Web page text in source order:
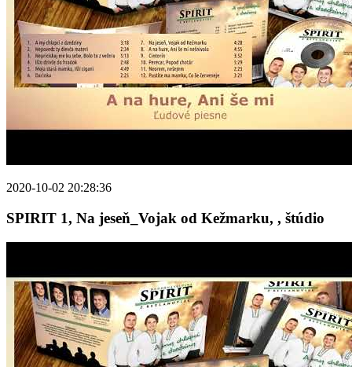
2020-10-02 20:28:36
SPIRIT 1, Na jeseň_Vojak od Kežmarku, , štúdio